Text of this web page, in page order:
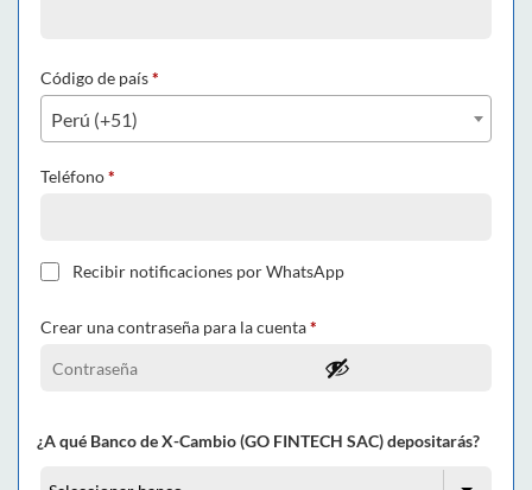
Código de país*
Perú (+51)
Teléfono*
Recibir notificaciones por WhatsApp
Crear una contraseña para la cuenta*
¿A qué Banco de X-Cambio (GO FINTECH SAC) depositarás?